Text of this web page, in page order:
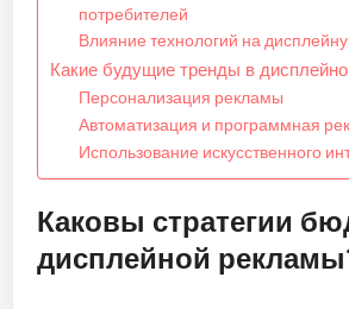
потребителей
Влияние технологий на
Какие будущие тренды в
Персонализация рекламы
Автоматизация и программная
Использование искусственного
Каковы стратегии
дисплейной